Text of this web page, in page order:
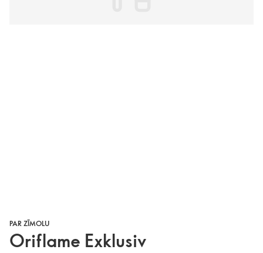
PAR ZĪMOLU
Oriflame Exklusiv